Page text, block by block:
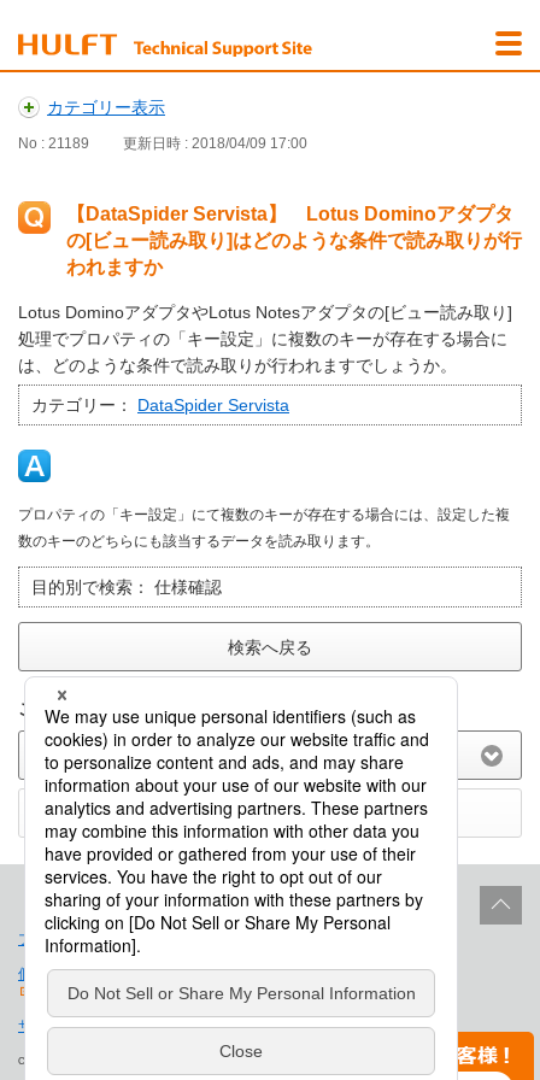
カテゴリー表示
No : 21189 更新日時 : 2018/04/09 17:00
【DataSpider Servista】 Lotus Dominoアダプタ
の[ビュー読み取り]はどのような条件で読み取りが行
われますか
Lotus DominoアダプタやLotus Notesアダプタの[ビュー読み取り]
処理でプロパティの「キー設定」に複数のキーが存在する場合に
は、どのような条件で読み取りが行われますでしょうか。
カテゴリー： DataSpider Servista
プロパティの「キー設定」にて複数のキーが存在する場合には、設定した複
数のキーのどちらにも該当するデータを読み取ります。
目的別で検索： 仕様確認
検索へ戻る
このFAQに関してのご意見をお聞かせ下さい。
(選択してください)
送信する
プロダクトライフサイクル サイトポリシー
個人情報保護法に基づく公表事項 免責事項
サイトマップ 会社概要
Copyright © Saison Technology Co., Ltd. All Rights Reserved.